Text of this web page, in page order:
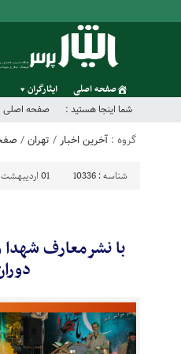
صفحه اصلی ایثارگران
شما اینجا هستید : صفحه اصلی
گروه : آخرین اخبار / تهران/
شناسه : 10336 01 اردیبهشت 1401 - 12:04
با نشرمعارف شهدا